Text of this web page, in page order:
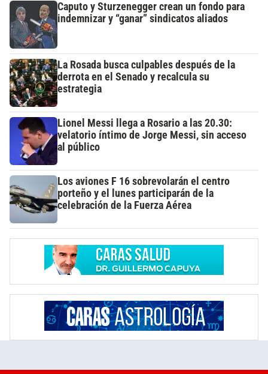
Caputo y Sturzenegger crean un fondo para
indemnizar y “ganar” sindicatos aliados
La Rosada busca culpables después de la
derrota en el Senado y recalcula su
estrategia
Lionel Messi llega a Rosario a las 20.30:
velatorio íntimo de Jorge Messi, sin acceso
al público
Los aviones F 16 sobrevolarán el centro
porteño y el lunes participarán de la
celebración de la Fuerza Aérea